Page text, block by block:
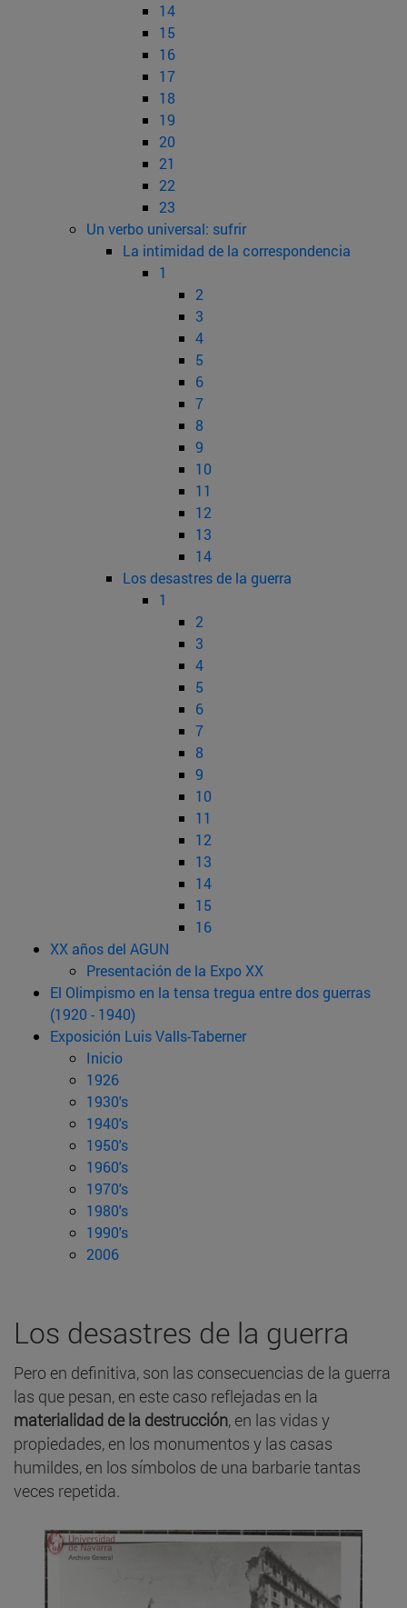
14
15
16
17
18
19
20
21
22
23
Un verbo universal: sufrir
La intimidad de la correspondencia
1
2
3
4
5
6
7
8
9
10
11
12
13
14
Los desastres de la guerra
1
2
3
4
5
6
7
8
9
10
11
12
13
14
15
16
XX años del AGUN
Presentación de la Expo XX
El Olimpismo en la tensa tregua entre dos guerras
(1920 - 1940)
Exposición Luis Valls-Taberner
Inicio
1926
1930's
1940's
1950's
1960's
1970's
1980's
1990's
2006
Los desastres de la guerra
Pero en definitiva, son las consecuencias de la guerra
las que pesan, en este caso reflejadas en la
materialidad de la destrucción, en las vidas y
propiedades, en los monumentos y las casas
humildes, en los símbolos de una barbarie tantas
veces repetida.